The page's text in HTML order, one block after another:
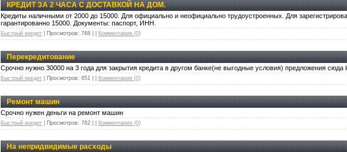
КРЕДИТ ЗА 2 ЧАСА С ДОСТАВКОЙ НА ДОМ.
Кредиты наличными от 2000 до 15000. Для официально и неофициально трудоустроенных. Для
гарантированно 15000. Документы: паспорт, ИНН.
Быстрый кредит Просмотров: 768 Комментарии (0)
Перекредитование
Срочно нужно 30000 на 3 года для закрытия кредита в другом банке(не выгодные условия) предложения сюда
Быстрый кредит Просмотров: 651 Комментарии (0)
Ремонт машин
Срочно нужен деньги на ремонт машин
Быстрый кредит Просмотров: 762 Комментарии (0)
На непридвидимые расходы